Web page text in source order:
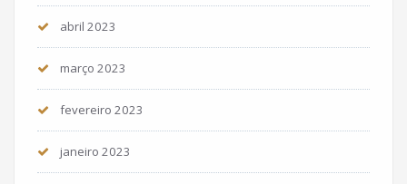
abril 2023
março 2023
fevereiro 2023
janeiro 2023